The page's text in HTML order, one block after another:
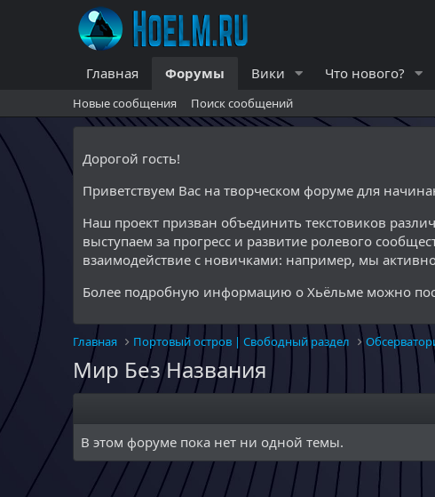
Главная Форумы Вики Что нового?
Новые сообщения Поиск сообщений
Дорогой гость!
Приветствуем Вас на творческом форуме для
Наш проект призван объединить текстовиков
выступаем за прогресс и развитие ролевого
взаимодействие с новичками: например, мы
Более подробную информацию о Хьёльме можно
Главная Портовый остров | Свободный раздел
Мир Без Названия
В этом форуме пока нет ни одной темы.